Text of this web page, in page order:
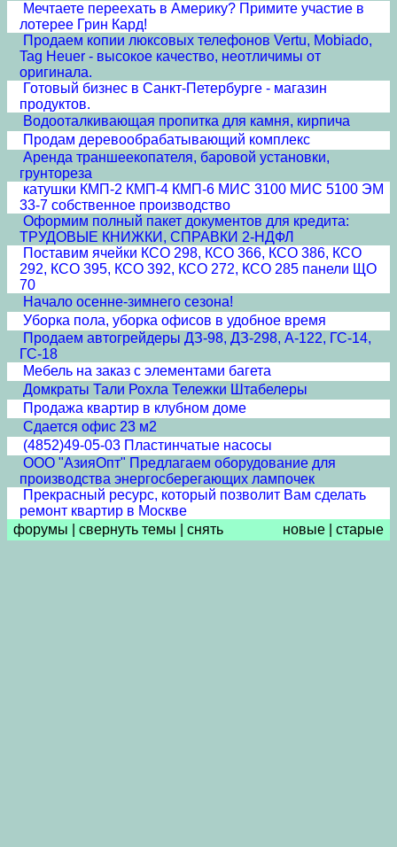
Мечтаете переехать в Америку? Примите участие в
лотерее Грин Кард!
Продаем копии люксовых телефонов Vertu, Mobiado,
Tag Heuer - высокое качество, неотличимы от
оригинала.
Готовый бизнес в Санкт-Петербурге - магазин
продуктов.
Водооталкивающая пропитка для камня, кирпича
Продам деревообрабатывающий комплекс
Аренда траншеекопателя, баровой установки,
грунтореза
катушки КМП-2 КМП-4 КМП-6 МИС 3100 МИС 5100 ЭМ
33-7 собственное производство
Оформим полный пакет документов для кредита:
ТРУДОВЫЕ КНИЖКИ, СПРАВКИ 2-НДФЛ
Поставим ячейки КСО 298, КСО 366, КСО 386, КСО
292, КСО 395, КСО 392, КСО 272, КСО 285 панели ЩО
70
Начало осенне-зимнего сезона!
Уборка пола, уборка офисов в удобное время
Продаем автогрейдеры ДЗ-98, ДЗ-298, А-122, ГС-14,
ГС-18
Мебель на заказ с элементами багета
Домкраты Тали Рохла Тележки Штабелеры
Продажа квартир в клубном доме
Сдается офис 23 м2
(4852)49-05-03 Пластинчатые насосы
ООО "АзияОпт" Предлагаем оборудование для
производства энергосберегающих лампочек
Прекрасный ресурс, который позволит Вам сделать
ремонт квартир в Москве
форумы
свернуть темы снять новые старые